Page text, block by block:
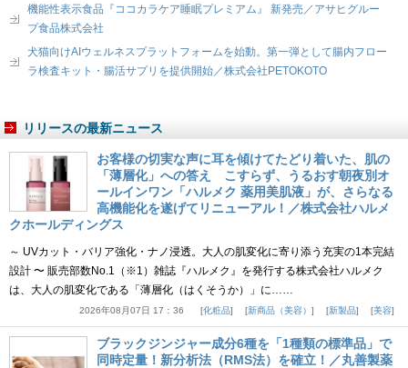
機能性表示食品『ココカラケア睡眠プレミアム』 新発売／アサヒグルー
プ食品株式会社
犬猫向けAIウェルネスプラットフォームを始動。第一弾として腸内フロー
ラ検査キット・腸活サプリを提供開始／株式会社PETOKOTO
リリースの最新ニュース
お客様の切実な声に耳を傾けてたどり着いた、肌の
「薄層化」への答え こすらず、うるおす朝夜別オ
ールインワン「ハルメク 薬用美肌液」が、さらなる
高機能化を遂げてリニューアル！／株式会社ハルメ
クホールディングス
～ UVカット・バリア強化・ナノ浸透。大人の肌変化に寄り添う充実の1本完結
設計 〜 販売部数No.1（※1）雑誌『ハルメク』を発行する株式会社ハルメク
は、大人の肌変化である「薄層化（はくそうか）」に……
2026年08月07日 17：36 化粧品 新商品（美容） 新製品 美容
ブラックジンジャー成分6種を「1種類の標準品」で
同時定量！新分析法（RMS法）を確立！／丸善製薬